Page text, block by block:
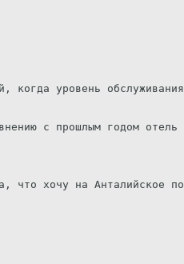
когда уровень
с прошлым годом отель
что хочу на Анталийское